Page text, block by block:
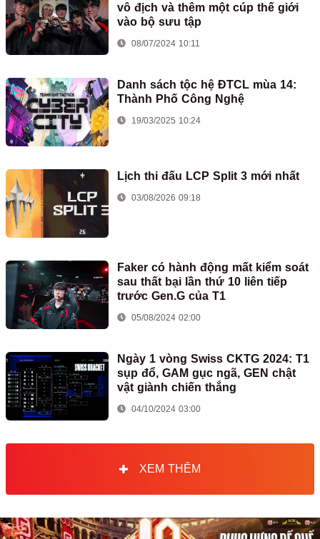
vô địch và thêm một cúp thế giới
vào bộ sưu tập
08/07/2024 10:11
Danh sách tộc hệ ĐTCL mùa 14:
Thành Phố Công Nghệ
19/03/2025 10:24
Lịch thi đấu LCP Split 3 mới nhất
03/08/2026 09:18
Faker có hành động mất kiểm soát
sau thất bại lần thứ 10 liên tiếp
trước Gen.G của T1
05/08/2024 02:00
Ngày 1 vòng Swiss CKTG 2024: T1
sụp đổ, GAM gục ngã, GEN chật
vật giành chiến thắng
04/10/2024 03:00
XEM THÊM